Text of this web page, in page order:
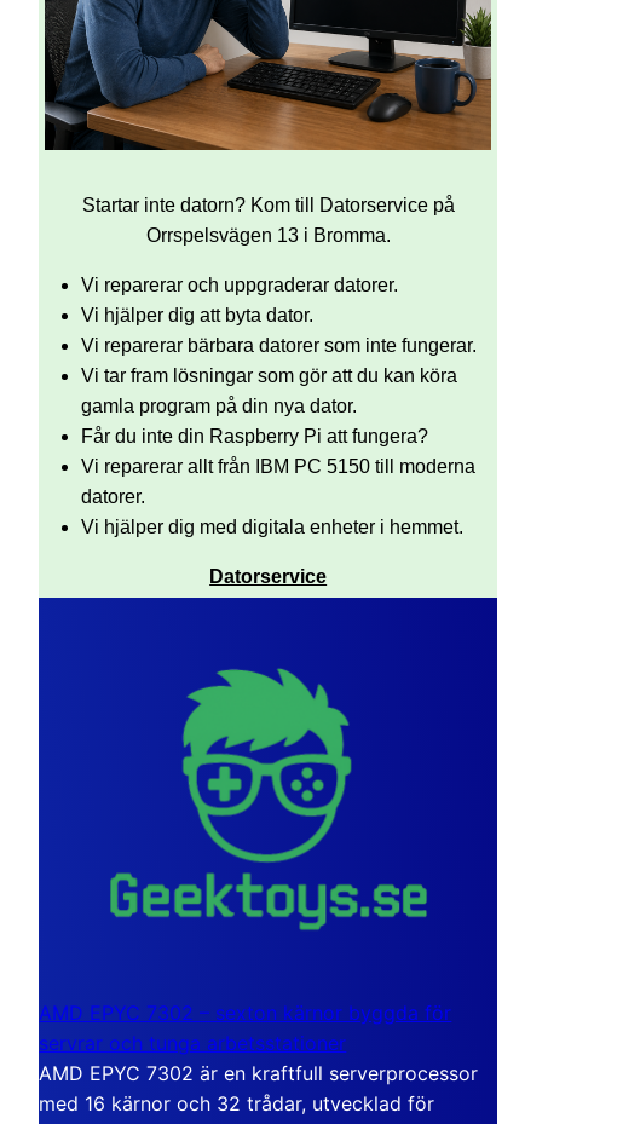
Startar inte datorn? Kom till Datorservice på
Orrspelsvägen 13 i Bromma.
Vi reparerar och uppgraderar datorer.
Vi hjälper dig att byta dator.
Vi reparerar bärbara datorer som inte fungerar.
Vi tar fram lösningar som gör att du kan köra
gamla program på din nya dator.
Får du inte din Raspberry Pi att fungera?
Vi reparerar allt från IBM PC 5150 till moderna
datorer.
Vi hjälper dig med digitala enheter i hemmet.
Datorservice
AMD EPYC 7302 – sexton kärnor byggda för
servrar och tunga arbetsstationer
AMD EPYC 7302 är en kraftfull serverprocessor
med 16 kärnor och 32 trådar, utvecklad för